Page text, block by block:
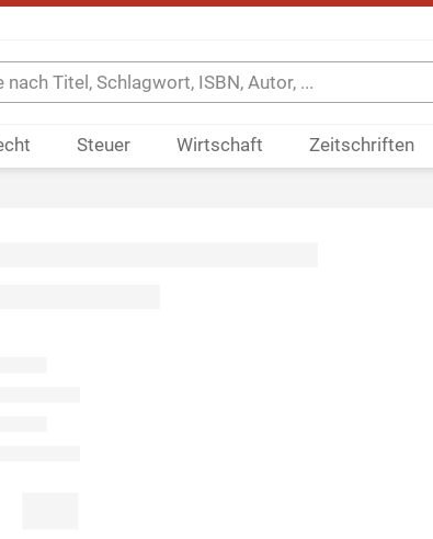
Steuer Wirtschaft Zeitschriften